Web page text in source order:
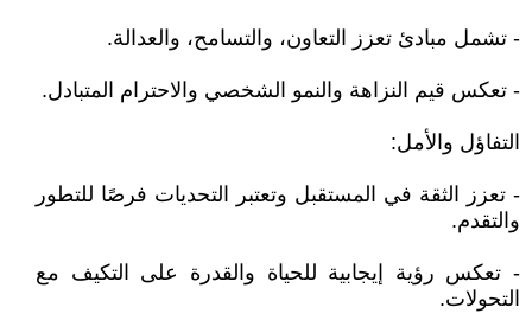
- تشمل مبادئ تعزز التعاون، والتسامح، والعدالة.
- تعكس قيم النزاهة والنمو الشخصي والاحترام المتبادل.
التفاؤل والأمل:
- تعزز الثقة في المستقبل وتعتبر التحديات فرصًا للتطور
والتقدم.
- تعكس رؤية إيجابية للحياة والقدرة على التكيف مع
التحولات.